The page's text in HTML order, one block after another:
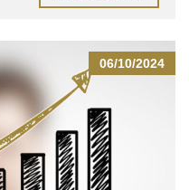
06/10/2024